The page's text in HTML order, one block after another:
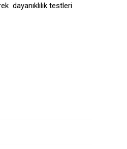
dayanıklılık testleri